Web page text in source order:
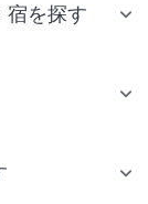
宿を探す